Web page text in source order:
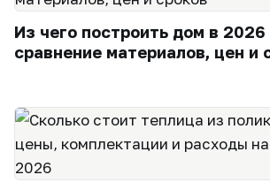
Из чего построить дом в 2026
сравнение материалов, цен и